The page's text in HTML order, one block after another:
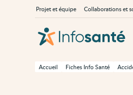
Accueil Fiches Info Santé
principale
À
propos
Projet et équipe Collaborations et